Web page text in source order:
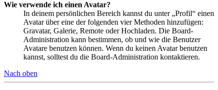
Wie verwende ich einen Avatar?
In deinem persönlichen Bereich kannst du unter „Profil“ einen
Avatar über eine der folgenden vier Methoden hinzufügen:
Gravatar, Galerie, Remote oder Hochladen. Die Board-
Administration kann bestimmen, ob und wie die Benutzer
Avatare benutzen können. Wenn du keinen Avatar benutzen
kannst, solltest du die Board-Administration kontaktieren.
Nach oben